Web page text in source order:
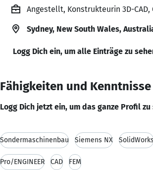
Angestellt, Konstrukteurin 3D-CAD,
Sydney, New South Wales,
Logg Dich ein, um alle Einträge zu
Fähigkeiten und Kenntnisse
Logg Dich jetzt ein, um das ganze Profil zu
Sondermaschinenbau Siemens NX
Pro/ENGINEER CAD FEM